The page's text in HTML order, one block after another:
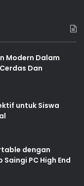
Modern Dalam
Dan
untuk Siswa
dengan
PC High End